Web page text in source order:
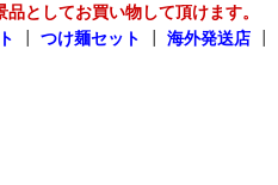
としてお買い物して頂けます。
つけ麺セット 海外発送店